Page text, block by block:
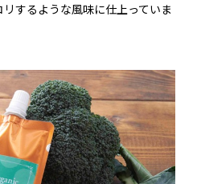
するような風味に仕上っていま